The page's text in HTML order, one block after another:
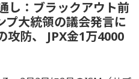
し：ブラックアウト前
プ大統領の議会発言に
防、 JPX金1万4000